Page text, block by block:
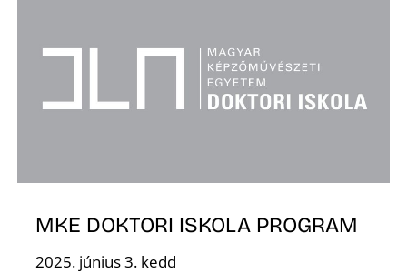
MKE DOKTORI ISKOLA PROGRAM
2025. június 3. kedd